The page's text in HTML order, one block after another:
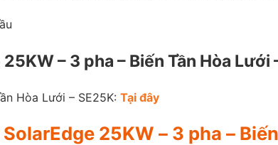
– 3 pha – Biến Tần Hòa Lưới
Hòa Lưới – SE25K: Tại đây
25KW – 3 pha –